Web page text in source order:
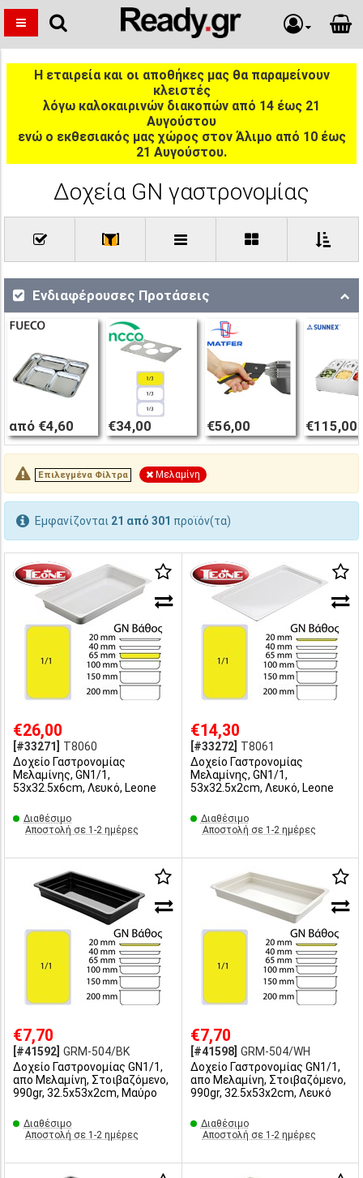
Η εταιρεία και οι αποθήκες μας θα παραμείνουν
κλειστές
λόγω καλοκαιρινών διακοπών από 14 έως 21
Αυγούστου
ενώ ο εκθεσιακός μας χώρος στον Άλιμο από 10 έως
21 Αυγούστου.
Δοχεία GN γαστρονομίας
[ ]
Ενδιαφέρουσες Προτάσεις
από €4,60 €34,00 €56,00 €115,00
Επιλεγμένα Φίλτρα Μελαμίνη
Εμφανίζονται 21 από 301 προϊόν(τα)
€26,00
[#33271]
T8060
Δοχείο Γαστρονομίας
Μελαμίνης, GN1/1,
53x32.5x6cm, Λευκό, Leone
Διαθέσιμο
Αποστολή σε 1-2 ημέρες
€14,30
[#33272] T8061
Δοχείο Γαστρονομίας
Μελαμίνης, GN1/1,
53x32.5x2cm, Λευκό, Leone
Διαθέσιμο
Αποστολή σε 1-2 ημέρες
€7,70
[#41592] GRM-504/BK
Δοχείο Γαστρονομίας GN1/1,
απο Μελαμίνη, Στοιβαζόμενο,
990gr, 32.5x53x2cm, Μαύρο
Διαθέσιμο
Αποστολή σε 1-2 ημέρες
€7,70
[#41598] GRM-504/WH
Δοχείο Γαστρονομίας GN1/1,
απο Μελαμίνη, Στοιβαζόμενο,
990gr, 32.5x53x2cm, Λευκό
Διαθέσιμο
Αποστολή σε 1-2 ημέρες